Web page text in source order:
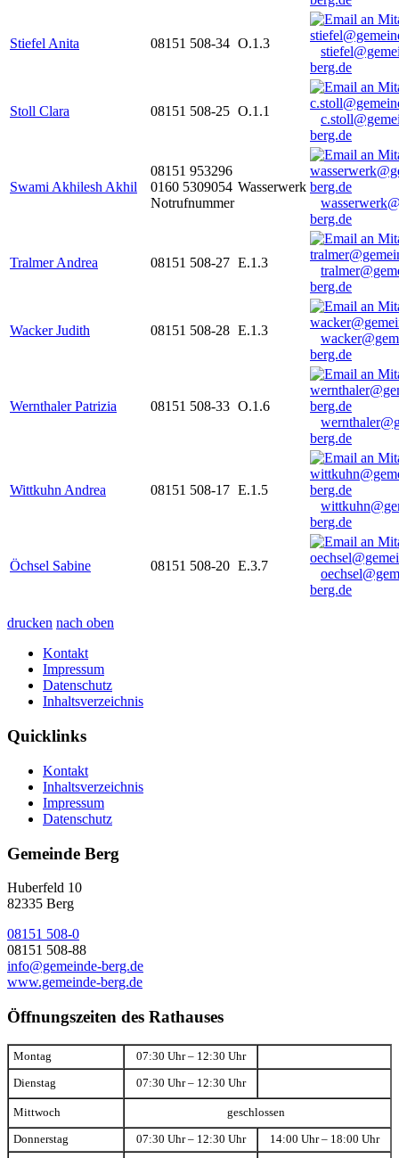
Stiefel Anita 08151 508-34 O.1.3
berg.de
Stoll Clara 08151 508-25 O.1.1
berg.de
Swami Akhilesh Akhil
08151 953296
0160 5309054
Notrufnummer
Wasserwerk
berg.de
Tralmer Andrea 08151 508-27 E.1.3
berg.de
Wacker Judith 08151 508-28 E.1.3
berg.de
Wernthaler Patrizia 08151 508-33 O.1.6
berg.de
Wittkuhn Andrea 08151 508-17 E.1.5
berg.de
Öchsel Sabine 08151 508-20 E.3.7
berg.de
drucken nach oben
Kontakt
Impressum
Datenschutz
Inhaltsverzeichnis
Quicklinks
Kontakt
Inhaltsverzeichnis
Impressum
Datenschutz
Gemeinde Berg
Huberfeld 10
82335 Berg
08151 508-0
08151 508-88
info@gemeinde-berg.de
www.gemeinde-berg.de
Öffnungszeiten des Rathauses
Montag 07:30 Uhr – 12:30 Uhr
Dienstag 07:30 Uhr – 12:30 Uhr
Mittwoch geschlossen
Donnerstag 07:30 Uhr – 12:30 Uhr 14:00 Uhr – 18:00 Uhr